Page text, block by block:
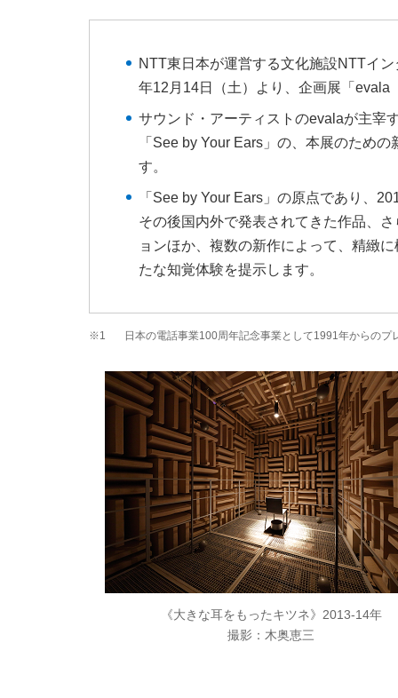
NTT東日本が運営する文化施設NTTイ
年12月14日（土）より、企画展「
サウンド・アーティストのevalaが主宰
「See by Your Ears」の、本展のため
す。
「See by Your Ears」の原点であり、
その後国内外で発表されてきた作品、
ョンほか、複数の新作によって、精緻
たな知覚体験を提示します。
※1 日本の電話事業100周年記念事業として1991年からの
《大きな耳をもったキツネ》2013-14年
撮影：木奥恵三